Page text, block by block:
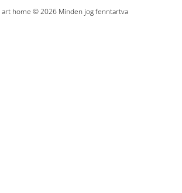
art home © 2026 Minden jog fenntartva